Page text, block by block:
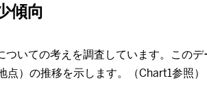
傾向
いての考えを調査しています。この
）の推移を示します。（Chart1参照）